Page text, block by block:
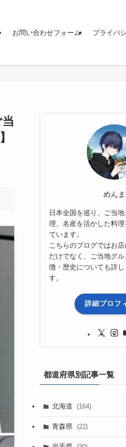
お問い合わせフォーム プライバ
めんま
日本全国を巡り、ご当
理、名産を活かした料
ています。
こちらのブログではお
だけでなく、ご当地グ
徴・歴史についても詳
す。
詳細プロフ
都道府県別記事一覧
北海道 (164)
青森県 (22)